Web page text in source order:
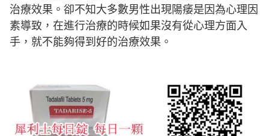
治療效果。卻不知大多數男性出現陽痿是因為心理因
素導致，在進行治療的時候如果沒有從心理方面入
手，就不能夠得到好的治療效果。